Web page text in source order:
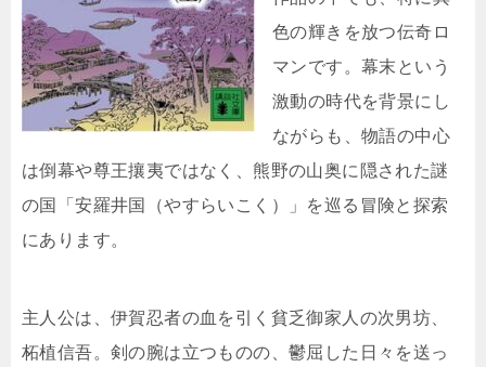
色の輝きを放つ伝奇ロ
マンです。幕末という
激動の時代を背景にし
ながらも、物語の中心
は倒幕や尊王攘夷ではなく、熊野の山奥に隠された謎
の国「安羅井国（やすらいこく）」を巡る冒険と探索
にあります。
主人公は、伊賀忍者の血を引く貧乏御家人の次男坊、
柘植信吾。剣の腕は立つものの、鬱屈した日々を送っ